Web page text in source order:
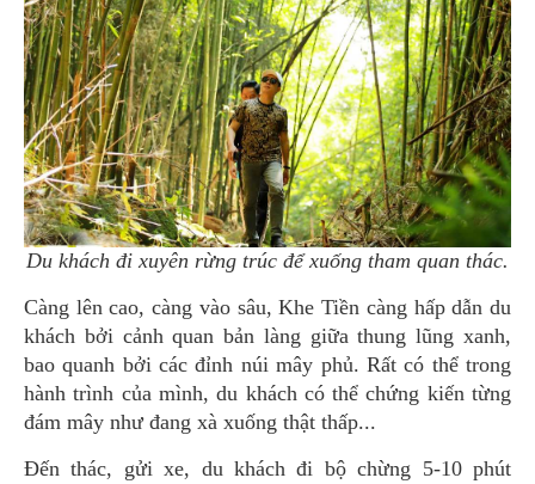
Du khách đi xuyên rừng trúc để xuống tham quan thác.
Càng lên cao, càng vào sâu, Khe Tiền càng hấp dẫn du
khách bởi cảnh quan bản làng giữa thung lũng xanh,
bao quanh bởi các đỉnh núi mây phủ. Rất có thể trong
hành trình của mình, du khách có thể chứng kiến từng
đám mây như đang xà xuống thật thấp...
Đến thác, gửi xe, du khách đi bộ chừng 5-10 phút